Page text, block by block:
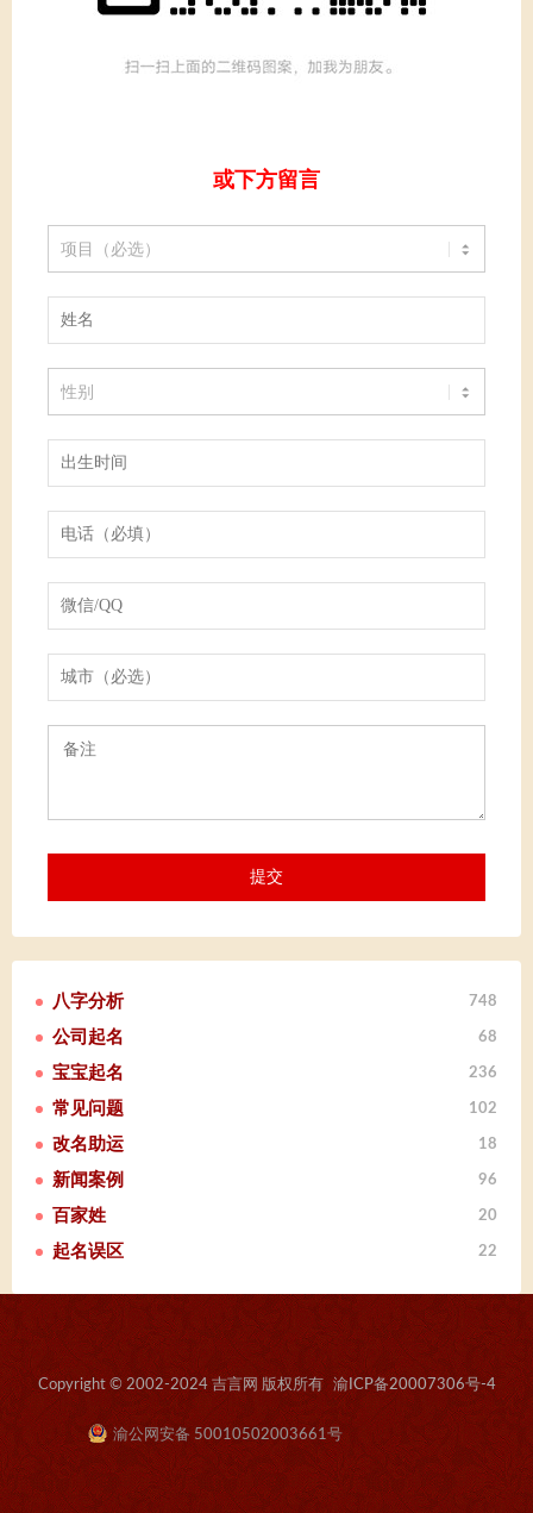
或下方留言
八字分析 748
公司起名 68
宝宝起名 236
常见问题 102
改名助运 18
新闻案例 96
百家姓 20
起名误区 22
Copyright © 2002-2024 吉言网 版权所有 渝ICP备20007306号-4
渝公网安备 50010502003661号